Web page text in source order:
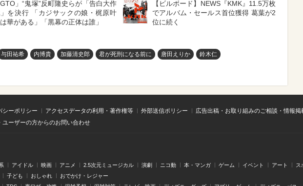
GTO」“鬼塚”反町隆史らが「告白大作
を決行 「カジサックの娘・梶原叶
華がある」「黒幕の正体は誰」
【ビルボード】NEWS『KMK』11.5万枚
でアルバム・セールス首位獲得 葛葉が2
位に続く
与田祐希 内博貴 加藤清史郎 君が死刑になる前に 唐田えりか 鈴木仁
シーポリシー アクセスデータの利用・著作権等 外部送信ポリシー
広告出稿・お取り組みのご相談・情報
ユーザーの方からのお問い合わせ
アイドル 映画 アニメ 2.5次元ミュージカル 演劇 ニコ動 本・マンガ ゲーム イベント アート ス
子ども おしゃれ おでかけ・レジャー